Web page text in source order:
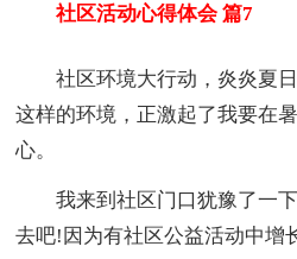
社区活动心得体会 篇7
社区环境大行动，炎炎夏日
这样的环境，正激起了我要在
心。
我来到社区门口犹豫了一下
去吧!因为有社区公益活动中增